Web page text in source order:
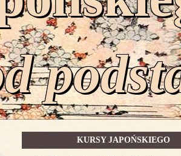
KURSY JAPOŃSKIEGO